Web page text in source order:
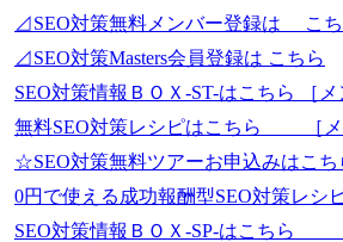
⊿SEO対策無料メンバー登録は こち
⊿SEO対策Masters会員登録は こちら
SEO対策情報ＢＯＸ-ST-はこちら ［メ
無料SEO対策レシピはこちら ［メ
☆SEO対策無料ツアーお申込
0円で使える成功報酬型SEO対策
SEO対策情報ＢＯＸ-SP-は